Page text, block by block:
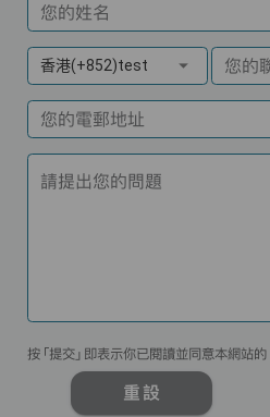
您的姓名
香港(+852)test 您的
您的電郵地址
請提出您的問題
按「提交」即表示你已閱讀並同意本網站的
重設